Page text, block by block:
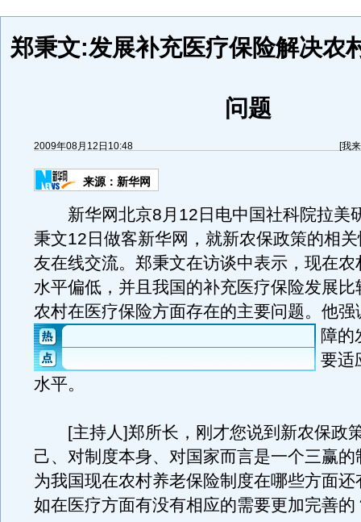
郑秉文:发展补充医疗保险解决农
问题
2009年08月12日10:48 [我
来源： 新华网
新华网北京8月12日电中国社科院拉美
秉文12日做客新华网，就新农保政策的相
友在线交流。郑秉文在访谈中表示，现在农
水平偏低，并且我国的补充医疗保险发展比
农村在医疗保险方面存在的主要问题。 他强
障的
要适
水平。
[主持人]郑所长，刚才您说到新农保政
己、对制度本身、对国家而言是一个三赢的
为我国现在农村养老保险制度在哪些方面还
如在医疗方面有没有相应的需要更加完善的